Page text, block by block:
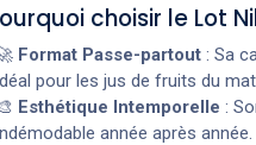
choisir le Lot
Format Passe-partout: Sa
pour les jus de fruits du
Esthétique Intemporelle :
année après année.